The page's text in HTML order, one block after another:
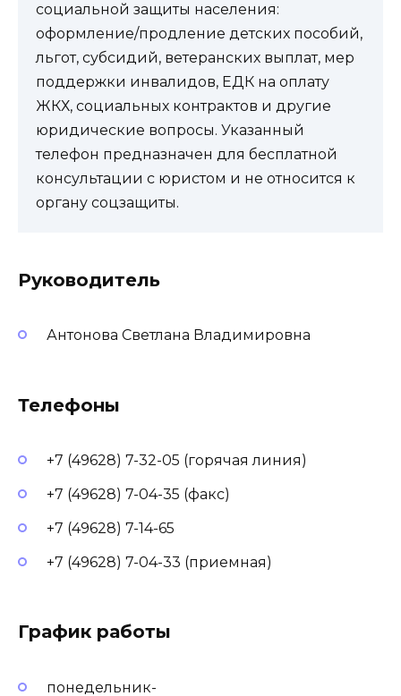
социальной защиты населения:
оформление/продление детских пособий,
льгот, субсидий, ветеранских выплат, мер
поддержки инвалидов, ЕДК на оплату
ЖКХ, социальных контрактов и другие
юридические вопросы. Указанный
телефон предназначен для бесплатной
консультации с юристом и не относится к
органу соцзащиты.
Руководитель
Антонова Светлана Владимировна
Телефоны
+7 (49628) 7-32-05 (горячая линия)
+7 (49628) 7-04-35 (факс)
+7 (49628) 7-14-65
+7 (49628) 7-04-33 (приемная)
График работы
понедельник-